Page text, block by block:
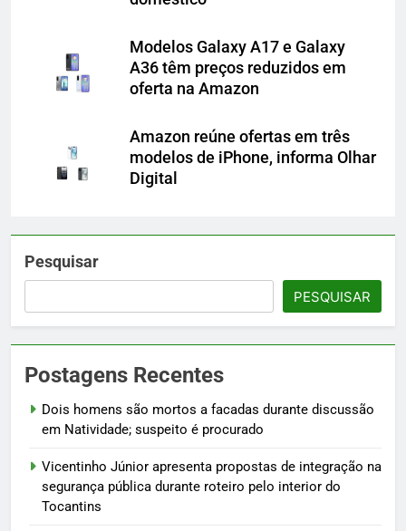
Modelos Galaxy A17 e Galaxy
A36 têm preços reduzidos em
oferta na Amazon
Amazon reúne ofertas em três
modelos de iPhone, informa Olhar
Digital
Pesquisar
PESQUISAR
Postagens Recentes
Dois homens são mortos a facadas durante discussão
em Natividade; suspeito é procurado
Vicentinho Júnior apresenta propostas de integração na
segurança pública durante roteiro pelo interior do
Tocantins